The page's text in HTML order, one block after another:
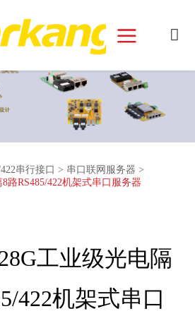
串行接口 > 串口联网服务器 >
路RS485/422机架式串口服务器
工业级光电隔
422机架式串口